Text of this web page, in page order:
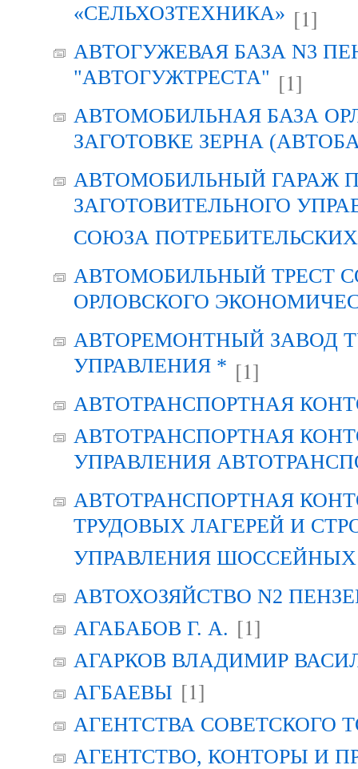
«СЕЛЬХОЗТЕХНИКА» [1]
АВТОГУЖЕВАЯ БАЗА N3
"АВТОГУЖТРЕСТА" [1]
АВТОМОБИЛЬНАЯ БАЗА
ЗАГОТОВКЕ ЗЕРНА
АВТОМОБИЛЬНЫЙ ГАРАЖ
ЗАГОТОВИТЕЛЬНОГО
СОЮЗА
АВТОМОБИЛЬНЫЙ ТРЕСТ
ОРЛОВСКОГО
АВТОРЕМОНТНЫЙ ЗАВОД
УПРАВЛЕНИЯ * [1]
АВТОТРАНСПОРТНАЯ
АВТОТРАНСПОРТНАЯ
УПРАВЛЕНИЯ
АВТОТРАНСПОРТНАЯ
ТРУДОВЫХ ЛАГЕРЕЙ И
УПРАВЛЕНИЯ
АВТОХОЗЯЙСТВО N2
АГАБАБОВ Г. А. [1]
АГАРКОВ ВЛАДИМИР
АГБАЕВЫ [1]
АГЕНТСТВА СОВЕТСКОГО
АГЕНТСТВО, КОНТОРЫ И